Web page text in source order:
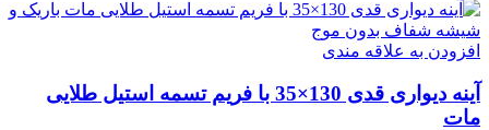
افزودن به علاقه مندی
آینه دیواری قدی 130×35 با فریم تسمه استیل طلایی
مات